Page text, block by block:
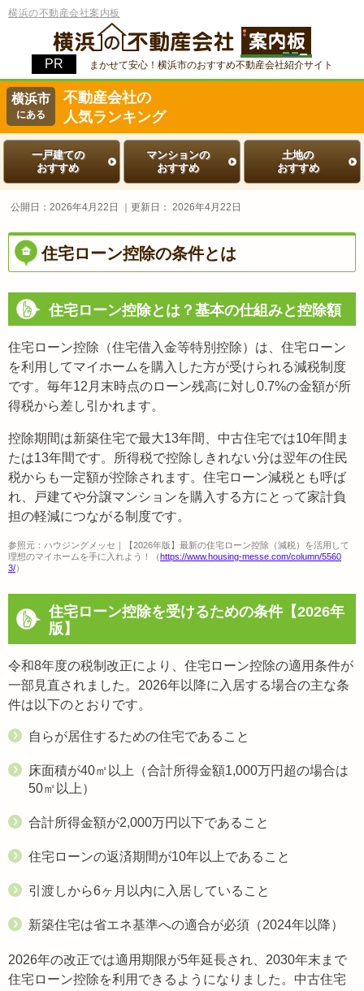
横浜の不動産会社案内板
まかせて安心！横浜市のおすすめ不動産会社紹介サイト
横浜市
にある
不動産会社の
人気ランキング
一戸建ての
おすすめ
マンションの
おすすめ
土地の
おすすめ
公開日：2026年4月22日 ｜更新日：2026年4月22日
住宅ローン控除の条件とは
住宅ローン控除とは？基本の仕組みと控除額
住宅ローン控除（住宅借入金等特別控除）は、住宅ローン
を利用してマイホームを購入した方が受けられる減税制度
です。毎年12月末時点のローン残高に対し0.7%の金額が所
得税から差し引かれます。
控除期間は新築住宅で最大13年間、中古住宅では10年間ま
たは13年間です。所得税で控除しきれない分は翌年の住民
税からも一定額が控除されます。住宅ローン減税とも呼ば
れ、戸建てや分譲マンションを購入する方にとって家計負
担の軽減につながる制度です。
参照元：ハウジングメッセ｜【2026年版】最新の住宅ローン控除（減税）を活用して
理想のマイホームを手に入れよう！（https://www.housing-messe.com/column/5560
3/）
住宅ローン控除を受けるための条件【2026年
版】
令和8年度の税制改正により、住宅ローン控除の適用条件が
一部見直されました。2026年以降に入居する場合の主な条
件は以下のとおりです。
自らが居住するための住宅であること
床面積が40㎡以上（合計所得金額1,000万円超の場合は
50㎡以上）
合計所得金額が2,000万円以下であること
住宅ローンの返済期間が10年以上であること
引渡しから6ヶ月以内に入居していること
新築住宅は省エネ基準への適合が必須（2024年以降）
2026年の改正では適用期限が5年延長され、2030年末まで
住宅ローン控除を利用できるようになりました。中古住宅